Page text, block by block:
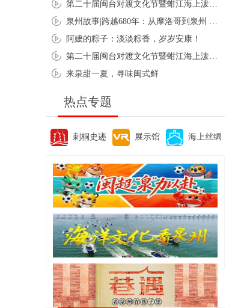
阿嬷的粽子：淡淡粽香，岁岁安康！
来泉甜一夏，寻味闽式鲜
热点专题
刺桐史迹 展示馆 海上丝绸
便民资讯